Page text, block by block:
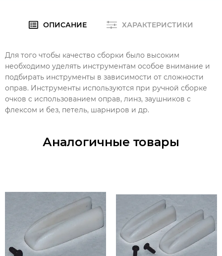
ОПИСАНИЕ ХАРАКТЕРИСТИКИ
Для того чтобы качество сборки было высоким
необходимо уделять инструментам особое внимание и
подбирать инструменты в зависимости от сложности
оправ. Инструменты используются при ручной сборке
очков с использованием оправ, линз, заушников с
флексом и без, петель, шарниров и др.
Аналогичные товары